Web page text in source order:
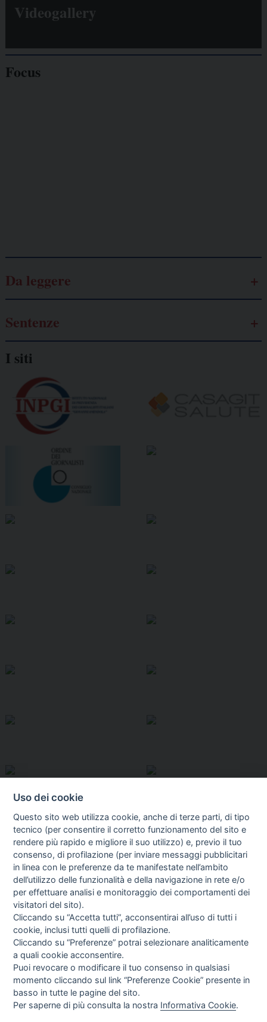
Videogallery
Focus
Da leggere
Sentenze
I siti
I libri Vedi tutti
Direttrice Responsabile: Alessandra Costante | Registrazione al Tribunale Civile
Uso dei cookie
Questo sito web utilizza cookie, anche di terze parti, di tipo
tecnico (per consentire il corretto funzionamento del sito e
rendere più rapido e migliore il suo utilizzo) e, previo il tuo
consenso, di profilazione (per inviare messaggi pubblicitari
in linea con le preferenze da te manifestate nell’ambito
dell’utilizzo delle funzionalità e della navigazione in rete e/o
per effettuare analisi e monitoraggio dei comportamenti dei
visitatori del sito).
Cliccando su “Accetta tutti”, acconsentirai all’uso di tutti i
cookie, inclusi tutti quelli di profilazione.
Cliccando su “Preferenze” potrai selezionare analiticamente
a quali cookie acconsentire.
Puoi revocare o modificare il tuo consenso in qualsiasi
momento cliccando sul link “Preferenze Cookie” presente in
basso in tutte le pagine del sito.
Per saperne di più consulta la nostra Informativa Cookie.